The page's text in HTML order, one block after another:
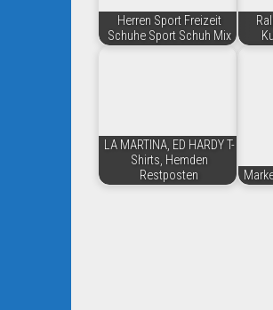
Herren Sport Freizeit
Schuhe Sport Schuh Mix
LA MARTINA, ED HARDY T-
Shirts, Hemden
Restposten